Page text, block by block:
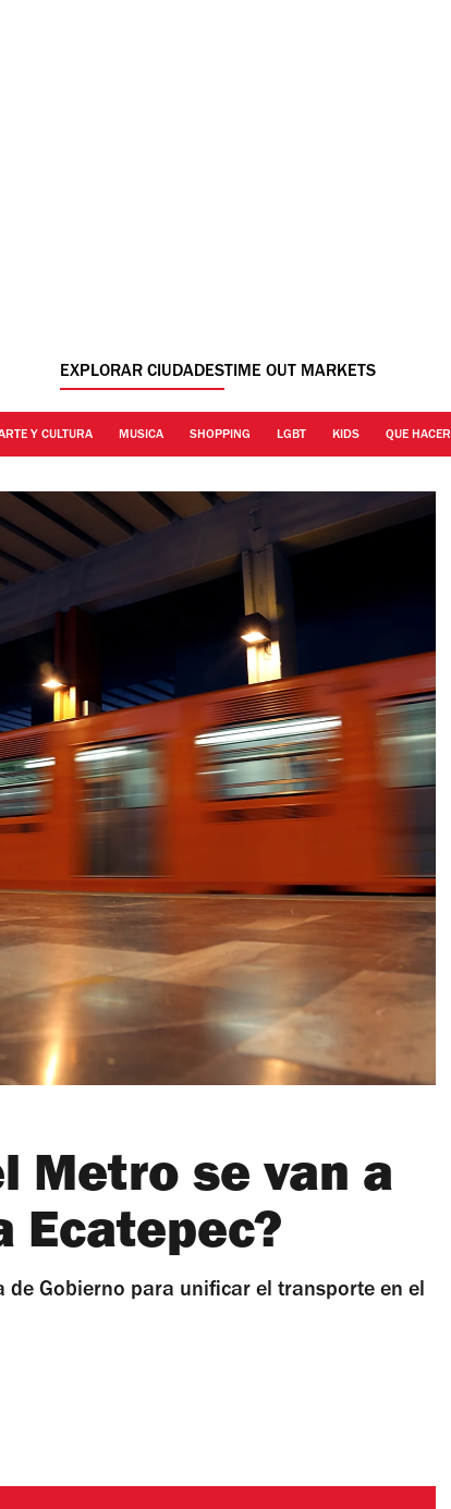
EXPLORAR CIUDADESTIME OUT MARKETS
Y CULTURA MUSICA SHOPPING LGBT KIDS QUE HACER
Metro se van a
Ecatepec?
de Gobierno para unificar el transporte en el